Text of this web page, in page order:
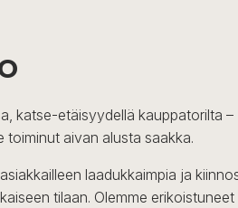
katse-etäisyydellä kauppatorilta –
toiminut aivan alusta saakka.
laadukkaimpia ja
tilaan. Olemme erikoistuneet